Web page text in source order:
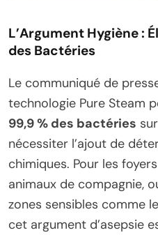
L’Argument Hygiène :
des Bactéries
Le communiqué de
technologie Pure Steam
99,9 % des bactéries
nécessiter l’ajout de
chimiques. Pour les
animaux de compagnie,
zones sensibles comme
cet argument d’asepsie